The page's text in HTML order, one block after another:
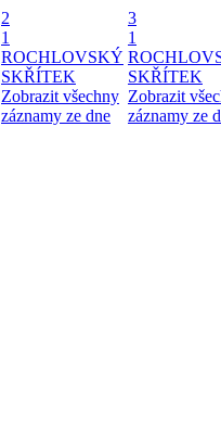
2
1
ROCHLOVSKÝ
SKŘÍTEK
Zobrazit všechny
záznamy ze dne
3
1
SKŘÍTEK
Zobrazit
záznamy ze